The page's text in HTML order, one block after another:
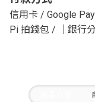
信用卡 / Google Pay
Pi 拍錢包 / ｜銀行